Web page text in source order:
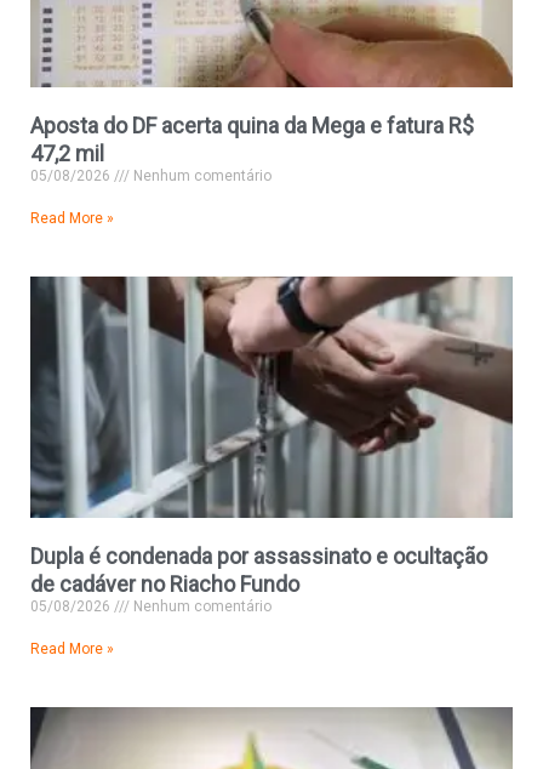
Aposta do DF acerta quina da Mega e fatura R$
47,2 mil
05/08/2026 Nenhum comentário
Read More »
Dupla é condenada por assassinato e ocultação
de cadáver no Riacho Fundo
05/08/2026 Nenhum comentário
Read More »